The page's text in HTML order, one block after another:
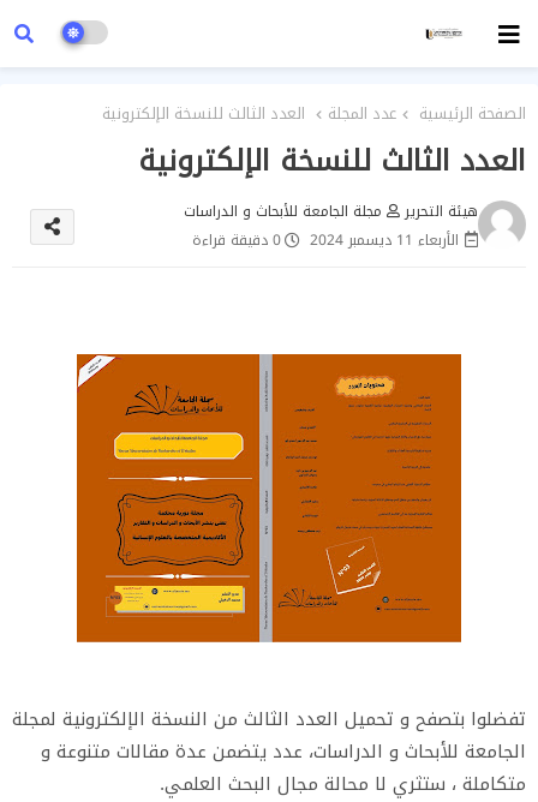
الصفحة الرئيسية عدد المجلة العدد الثالث للنسخة الإلكترونية
العدد الثالث للنسخة الإلكترونية
هيئة التحرير
مجلة الجامعة للأبحاث و الدراسات
الأربعاء 11 ديسمبر 2024
0 دقيقة قراءة
تفضلوا بتصفح و تحميل العدد الثالث من النسخة الإلكترونية لمجلة
الجامعة للأبحاث و الدراسات، عدد يتضمن عدة مقالات متنوعة و
متكاملة ، ستثري لا محالة مجال البحث العلمي.